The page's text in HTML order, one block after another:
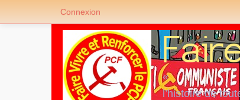
«
l’histoire de
Connexion